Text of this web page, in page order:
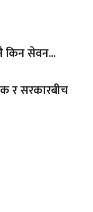
किन सेवन...
र सरकारबीच